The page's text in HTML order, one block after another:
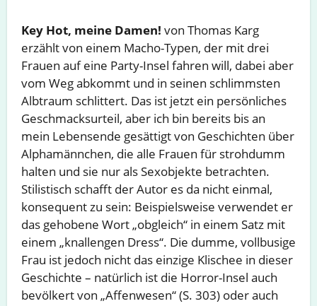
Key Hot, meine Damen! von Thomas Karg
erzählt von einem Macho-Typen, der mit drei
Frauen auf eine Party-Insel fahren will, dabei aber
vom Weg abkommt und in seinen schlimmsten
Albtraum schlittert. Das ist jetzt ein persönliches
Geschmacksurteil, aber ich bin bereits bis an
mein Lebensende gesättigt von Geschichten über
Alphamännchen, die alle Frauen für strohdumm
halten und sie nur als Sexobjekte betrachten.
Stilistisch schafft der Autor es da nicht einmal,
konsequent zu sein: Beispielsweise verwendet er
das gehobene Wort „obgleich“ in einem Satz mit
einem „knallengen Dress“. Die dumme, vollbusige
Frau ist jedoch nicht das einzige Klischee in dieser
Geschichte – natürlich ist die Horror-Insel auch
bevölkert von „Affenwesen“ (S. 303) oder auch